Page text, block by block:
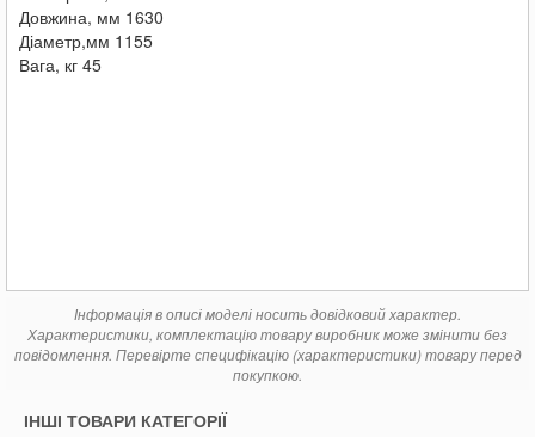
Довжина, мм 1630
Діаметр,мм 1155
Вага, кг 45
Інформація в описі моделі носить довідковий характер.
Характеристики, комплектацію товару виробник може змінити без
повідомлення. Перевірте специфікацію (характеристики) товару перед
покупкою.
ІНШІ ТОВАРИ КАТЕГОРІЇ